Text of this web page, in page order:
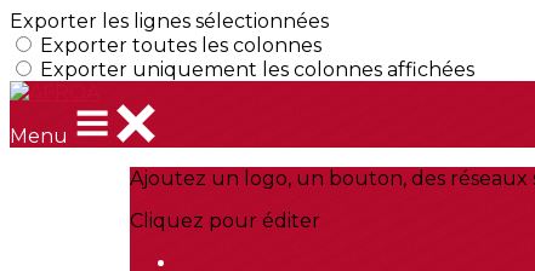
Exporter les lignes sélectionnées
Exporter toutes les colonnes
Exporter uniquement les colonnes affichées
Menu
Ajoutez un logo, un bouton, des réseaux
Cliquez pour éditer